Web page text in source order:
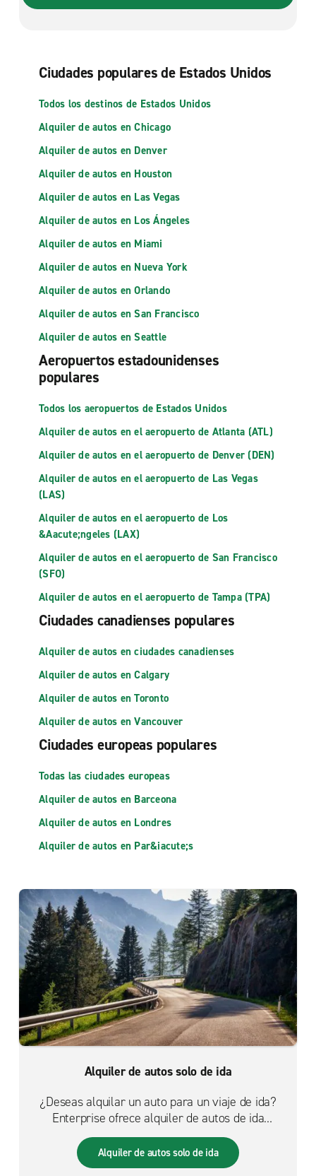
Ciudades populares de Estados Unidos
Todos los destinos de Estados Unidos
Alquiler de autos en Chicago
Alquiler de autos en Denver
Alquiler de autos en Houston
Alquiler de autos en Las Vegas
Alquiler de autos en Los Ángeles
Alquiler de autos en Miami
Alquiler de autos en Nueva York
Alquiler de autos en Orlando
Alquiler de autos en San Francisco
Alquiler de autos en Seattle
Aeropuertos estadounidenses
populares
Todos los aeropuertos de Estados Unidos
Alquiler de autos en el aeropuerto de Atlanta (ATL)
Alquiler de autos en el aeropuerto de Denver (DEN)
Alquiler de autos en el aeropuerto de Las Vegas
(LAS)
Alquiler de autos en el aeropuerto de Los
&Aacute;ngeles (LAX)
Alquiler de autos en el aeropuerto de San Francisco
(SFO)
Alquiler de autos en el aeropuerto de Tampa (TPA)
Ciudades canadienses populares
Alquiler de autos en ciudades canadienses
Alquiler de autos en Calgary
Alquiler de autos en Toronto
Alquiler de autos en Vancouver
Ciudades europeas populares
Todas las ciudades europeas
Alquiler de autos en Barceona
Alquiler de autos en Londres
Alquiler de autos en Par&iacute;s
Alquiler de autos solo de ida
¿Deseas alquilar un auto para un viaje de ida?
Enterprise ofrece alquiler de autos de ida
conveniente. Tenemos una gran selección de
vehículos para viajes por toda la ciudad, por todo
el país o desde el aeropuerto.
Alquiler de autos solo de ida